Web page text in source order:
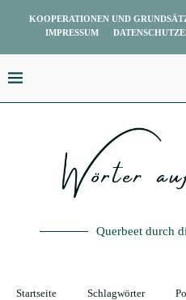
KOOPERATIONEN UND
IMPRESSUM
Querbeet durch
Startseite Schlagwörter